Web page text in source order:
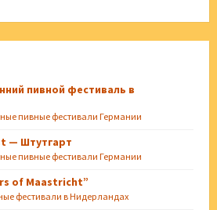
пивной фестиваль в
пивные фестивали Германии
— Штутгарт
пивные фестивали Германии
of Maastricht”
фестивали в Нидерландах